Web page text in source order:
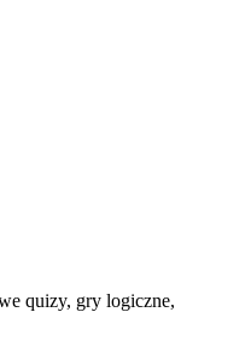
quizy, gry logiczne,